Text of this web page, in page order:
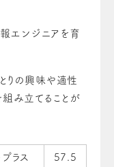
エンジニアを育
りの興味や適性
み立てることが
ラス 57.5